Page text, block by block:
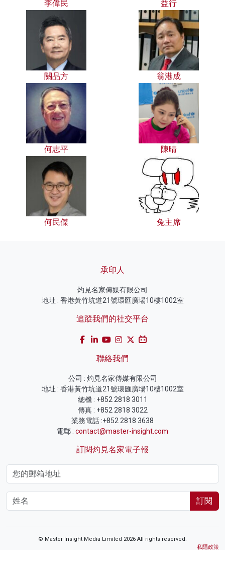
李偉民 益行
關品方 翁港成
何志平 陳晴
何民傑 兔主席
承印人
灼見名家傳媒有限公司
地址 : 香港黃竹坑道21號環匯廣場10樓1002室
追蹤我們的社交平台
聯絡我們
公司 : 灼見名家傳媒有限公司
地址 : 香港黃竹坑道21號環匯廣場10樓1002室
總機 : +852 2818 3011
傳真 : +852 2818 3022
業務電話 :+852 2818 3638
電郵 : contact@master-insight.com
訂閱灼見名家電子報
訂閱
© Master Insight Media Limited 2026 All rights reserved.
私隱政策